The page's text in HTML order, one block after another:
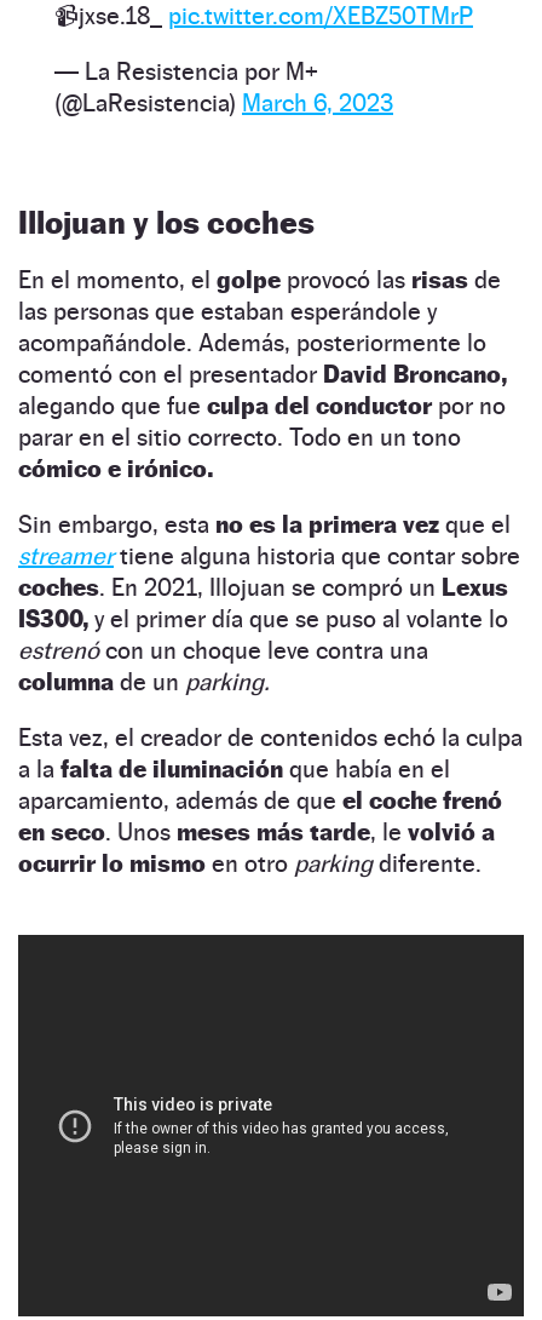
📹jxse.18_ pic.twitter.com/XEBZ50TMrP
— La Resistencia por M+
(@LaResistencia) March 6, 2023
Illojuan y los coches
En el momento, el golpe provocó las risas de
las personas que estaban esperándole y
acompañándole. Además, posteriormente lo
comentó con el presentador David Broncano,
alegando que fue culpa del conductorpor no
parar en el sitio correcto. Todo en un tono
cómico e irónico.
Sin embargo, esta no es la primera vez que el
streamertiene alguna historia que contar sobre
coches. En 2021, Illojuan se compró un Lexus
IS300, y el primer día que se puso al volante lo
estrenócon un choque leve contra una
columna de un parking.
Esta vez, el creador de contenidos echó la culpa
a la falta de iluminación que había en el
aparcamiento, además de que el coche frenó
en seco. Unos meses más tarde, le volvió a
ocurrir lo mismo en otro parkingdiferente.